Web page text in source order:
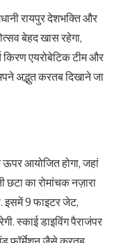
रायपुर देशभक्ति और
बेहद खास रहेगा,
किरण एयरोबेटिक टीम और
अद्भुत करतब दिखाने जा
आयोजित होगा, जहां
छटा का रोमांचक नज़ारा
इसमें 9 फाइटर जेट,
स्काई डाइविंग पैराजंपर